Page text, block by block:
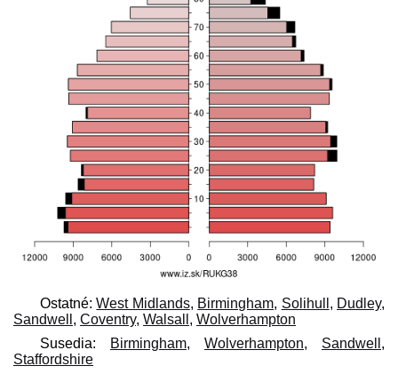
Ostatné:West Midlands, Birmingham, Solihull , Dudley,
Sandwell , Coventry, Walsall , Wolverhampton
Susedia:
Birmingham, Wolverhampton, Sandwell ,
Staffordshire